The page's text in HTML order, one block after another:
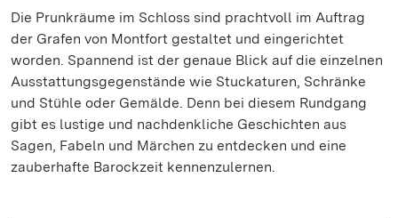
Die Prunkräume im Schloss sind prachtvoll im Auftrag
der Grafen von Montfort gestaltet und eingerichtet
worden. Spannend ist der genaue Blick auf die einzelnen
Ausstattungsgegenstände wie Stuckaturen, Schränke
und Stühle oder Gemälde. Denn bei diesem Rundgang
gibt es lustige und nachdenkliche Geschichten aus
Sagen, Fabeln und Märchen zu entdecken und eine
zauberhafte Barockzeit kennenzulernen.